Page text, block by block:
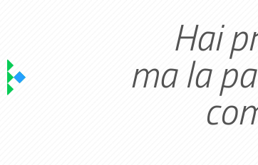
Hai
ma la